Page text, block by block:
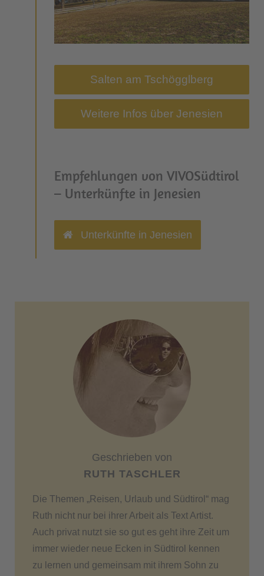
Salten am Tschögglberg
Weitere Infos über Jenesien
Empfehlungen von VIVOSüdtirol
– Unterkünfte in Jenesien
Unterkünfte in Jenesien
Geschrieben von
RUTH TASCHLER
Die Themen „Reisen, Urlaub und Südtirol“ mag
Ruth nicht nur bei ihrer Arbeit als Text Artist.
Auch privat nutzt sie so gut es geht ihre Zeit um
immer wieder neue Ecken in Südtirol kennen
zu lernen und gemeinsam mit ihrem Sohn zu